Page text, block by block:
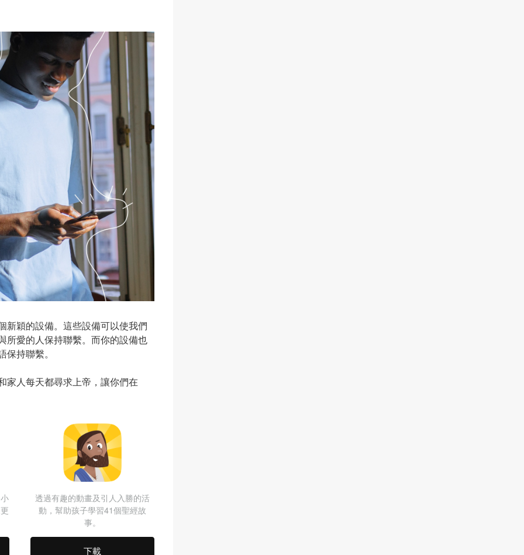
新穎的設備。這些設備可以使我們
所愛的人保持聯繫。而你的設備也
持聯繫。
家人每天都尋求上帝，讓你們在
透過有趣的動畫及引人入勝的活
動，幫助孩子學習41個聖經故
事。
下載